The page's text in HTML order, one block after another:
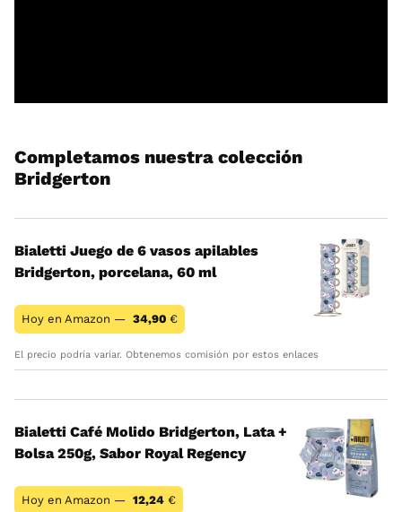
Completamos nuestra colección
Bridgerton
Bialetti Juego de 6 vasos apilables
Bridgerton, porcelana, 60 ml
Hoy en Amazon — 34,90 €
El precio podría variar. Obtenemos comisión por estos enlaces
Bialetti Café Molido Bridgerton, Lata +
Bolsa 250g, Sabor Royal Regency
Hoy en Amazon — 12,24 €